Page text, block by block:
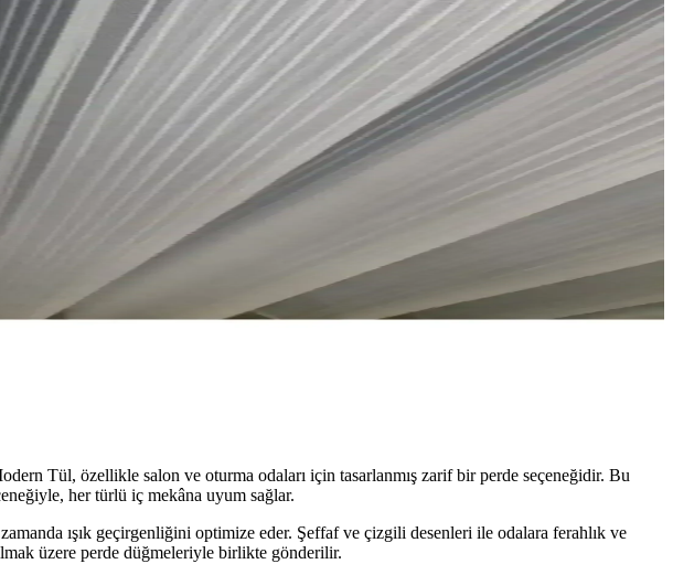
Tül, özellikle salon ve oturma odaları için tasarlanmış zarif bir perde seçeneğidir. Bu
her türlü iç mekâna uyum sağlar.
ışık geçirgenliğini optimize eder. Şeffaf ve çizgili desenleri ile odalara ferahlık ve
üzere perde düğmeleriyle birlikte gönderilir.